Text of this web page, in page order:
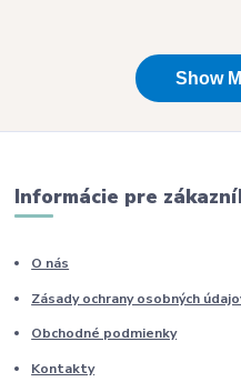
Informácie pre
O nás
Zásady ochrany osobných
Obchodné podmienky
Kontakty